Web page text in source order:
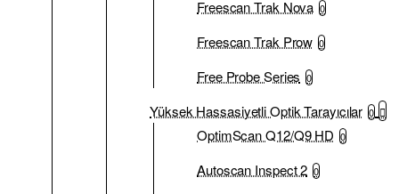
Freescan Trak Nova 0
Freescan Trak Prow 0
Free Probe Series 0
Yüksek Hassasiyetli Optik Tarayıcılar 0
OptimScan Q12/Q9 HD 0
Autoscan Inspect 2 0